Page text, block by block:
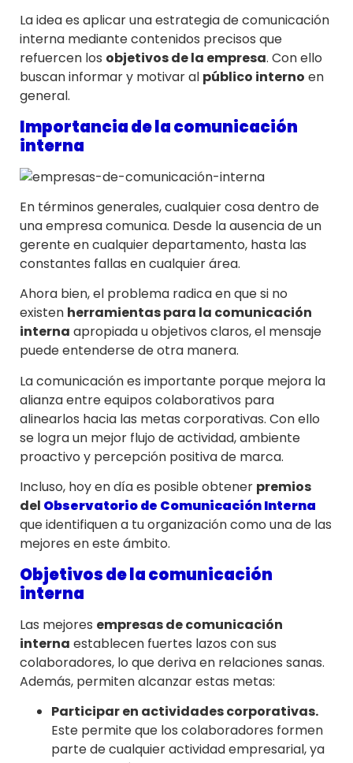
La idea es aplicar una estrategia de comunicación
interna mediante contenidos precisos que
refuercen los objetivos de la empresa. Con ello
buscan informar y motivar al público interno en
general.
Importancia de la comunicación
interna
En términos generales, cualquier cosa dentro de
una empresa comunica. Desde la ausencia de un
gerente en cualquier departamento, hasta las
constantes fallas en cualquier área.
Ahora bien, el problema radica en que si no
existen herramientas para la comunicación
interna apropiada u objetivos claros, el mensaje
puede entenderse de otra manera.
La comunicación es importante porque mejora la
alianza entre equipos colaborativos para
alinearlos hacia las metas corporativas. Con ello
se logra un mejor flujo de actividad, ambiente
proactivo y percepción positiva de marca.
Incluso, hoy en día es posible obtener premios
del Observatorio de Comunicación Interna
que identifiquen a tu organización como una de las
mejores en este ámbito.
Objetivos de la comunicación
interna
Las mejores empresas de comunicación
interna establecen fuertes lazos con sus
colaboradores, lo que deriva en relaciones sanas.
Además, permiten alcanzar estas metas:
Participar en actividades corporativas.
Este permite que los colaboradores formen
parte de cualquier actividad empresarial, ya